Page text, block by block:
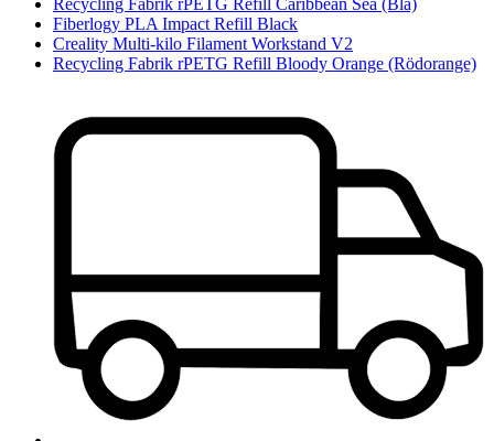
Recycling Fabrik rPETG Refill Caribbean Sea (Blå)
Fiberlogy PLA Impact Refill Black
Creality Multi-kilo Filament Workstand V2
Recycling Fabrik rPETG Refill Bloody Orange (Rödorange)